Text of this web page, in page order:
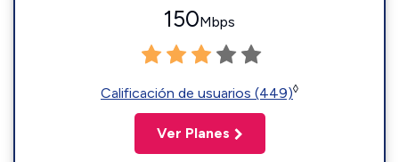
150Mbps
Calificación de usuarios (449)◊
Ver Planes